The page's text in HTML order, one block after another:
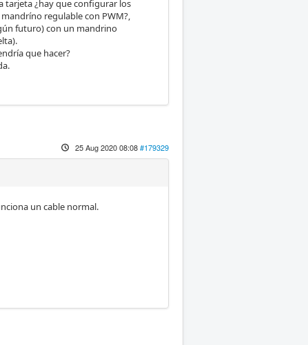
tarjeta ¿hay que configurar los
regulable con PWM?,
futuro) con un mandrino
que hacer?
25 Aug 2020 08:08#179329
un cable normal.